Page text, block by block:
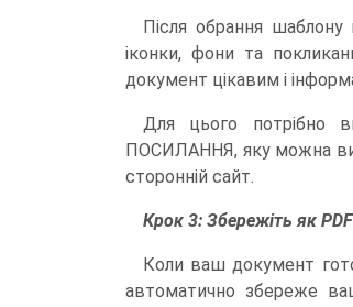
Після обрання
іконки, фони та
документ цікавим і
Для цього потрібно
ПОСИЛАННЯ, яку можна
сторонній сайт.
Крок 3: Збережіть як PDF
Коли ваш документ
автоматично збереже